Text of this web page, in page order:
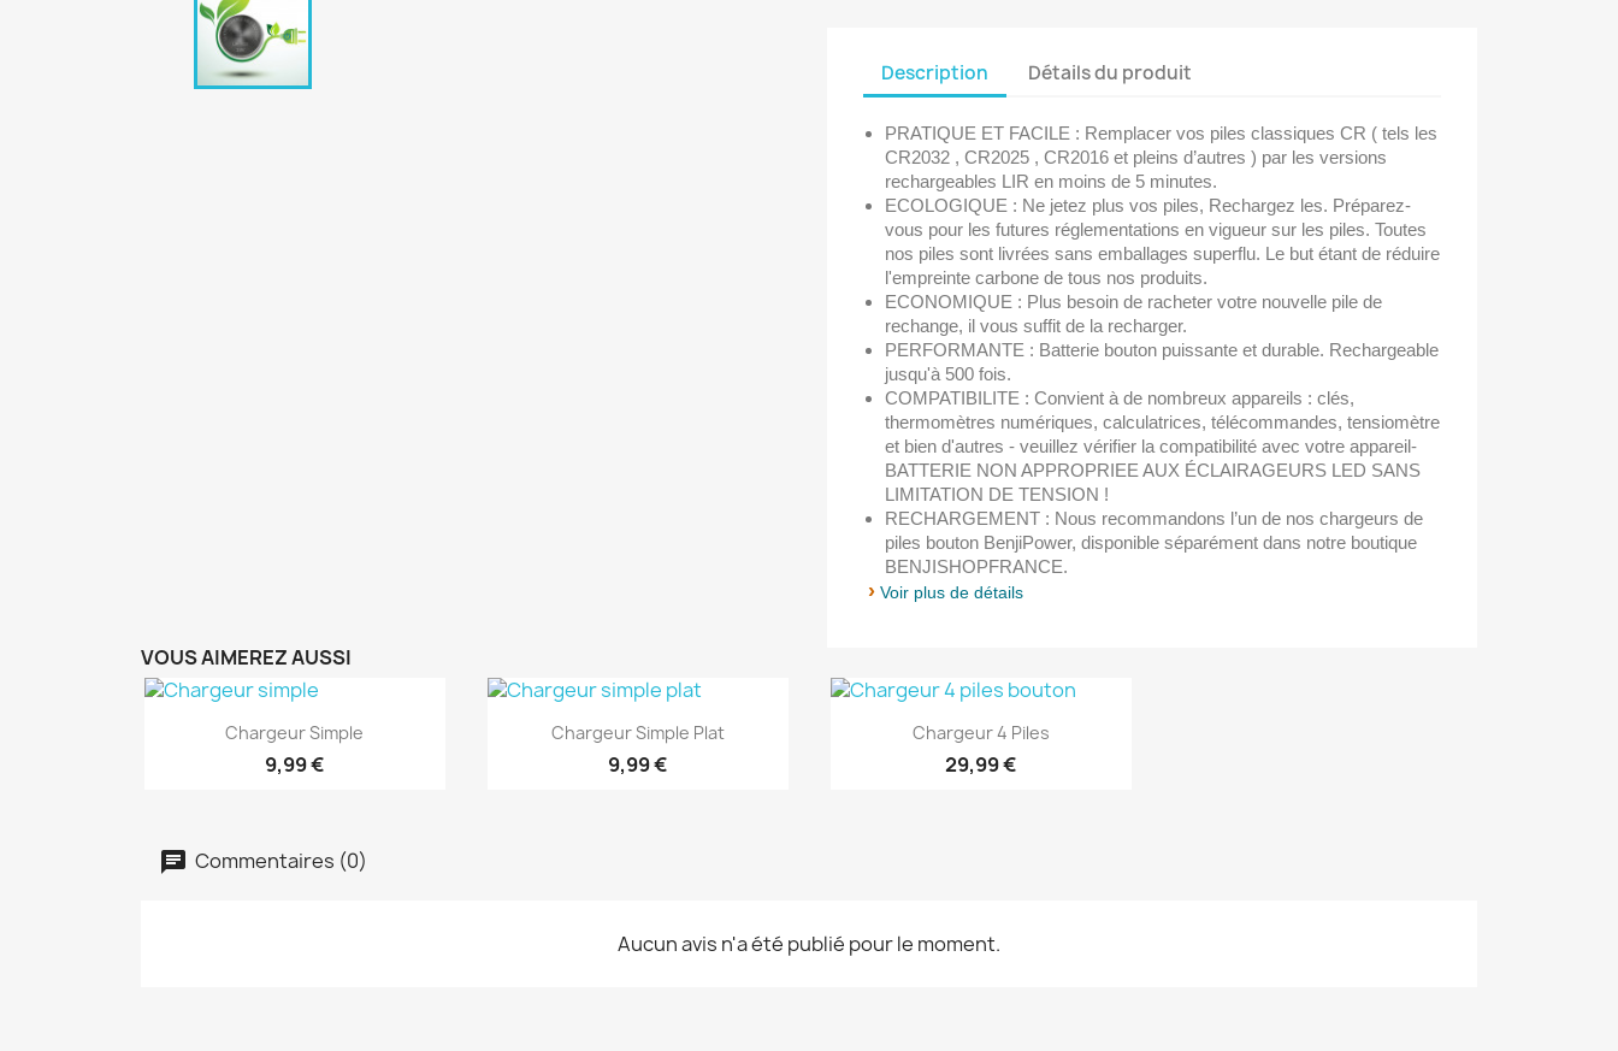
Description Détails du produit
PRATIQUE ET FACILE : Remplacer vos piles classiques CR ( tels les
CR2032 , CR2025 , CR2016 et pleins d’autres ) par les versions
rechargeables LIR en moins de 5 minutes.
ECOLOGIQUE : Ne jetez plus vos piles, Rechargez les. Préparez-
vous pour les futures réglementations en vigueur sur les piles. Toutes
nos piles sont livrées sans emballages superflu. Le but étant de réduire
l'empreinte carbone de tous nos produits.
ECONOMIQUE : Plus besoin de racheter votre nouvelle pile de
rechange, il vous suffit de la recharger.
PERFORMANTE : Batterie bouton puissante et durable. Rechargeable
jusqu'à 500 fois.
COMPATIBILITE : Convient à de nombreux appareils : clés,
thermomètres numériques, calculatrices, télécommandes, tensiomètre
et bien d'autres - veuillez vérifier la compatibilité avec votre appareil-
BATTERIE NON APPROPRIEE AUX ÉCLAIRAGEURS LED SANS
LIMITATION DE TENSION !
RECHARGEMENT : Nous recommandons l’un de nos chargeurs de
piles bouton BenjiPower, disponible séparément dans notre boutique
BENJISHOPFRANCE.
› Voir plus de détails
VOUS AIMEREZ AUSSI
Aperçu rapide
Chargeur Simple
9,99 €
Aperçu rapide
Chargeur Simple Plat
9,99 €
Aperçu rapide
Chargeur 4 Piles
29,99 €
Commentaires (0)
Aucun avis n'a été publié pour le moment.